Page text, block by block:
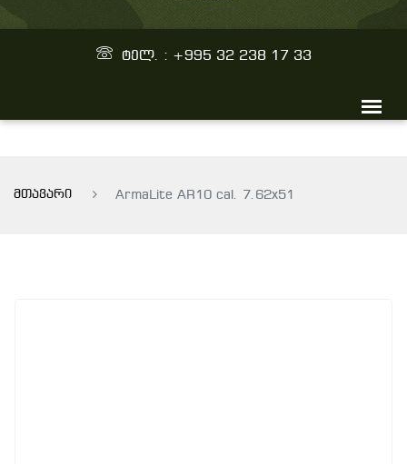
ტელ. : +995 32 238 17 33
მთავარი ArmaLite AR10 cal. 7.62x51